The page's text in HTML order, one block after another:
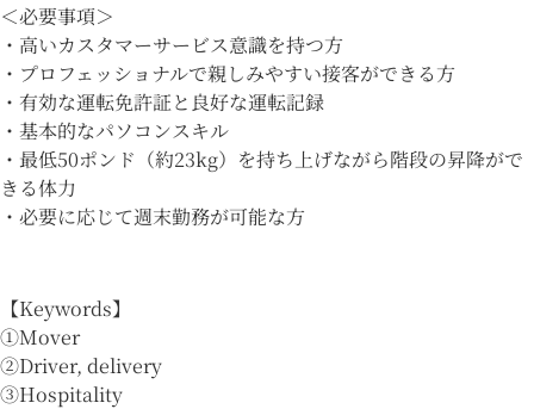
＜必要事項＞
・高いカスタマーサービス意識を持つ方
・プロフェッショナルで親しみやすい接客ができる方
・有効な運転免許証と良好な運転記録
・基本的なパソコンスキル
・最低50ポンド（約23kg）を持ち上げながら階段の昇降がで
きる体力
・必要に応じて週末勤務が可能な方
【Keywords】
①Mover
②Driver, delivery
③Hospitality